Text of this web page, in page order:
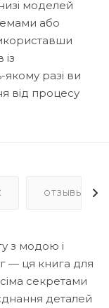
моделей
або
із
разі ви
від процесу
ОТЗЫВЫ
з модою і
— ця книга для
секретами
деталей